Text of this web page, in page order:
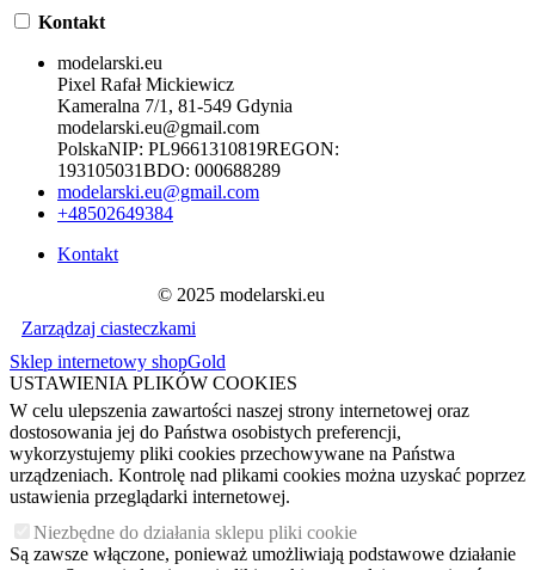
Kontakt
modelarski.eu
Pixel Rafał Mickiewicz
Kameralna 7/1, 81-549 Gdynia
modelarski.eu@gmail.com
PolskaNIP: PL9661310819REGON:
193105031BDO: 000688289
modelarski.eu@gmail.com
+48502649384
Kontakt
© 2025 modelarski.eu
Zarządzaj ciasteczkami
Sklep internetowy shopGold
USTAWIENIA PLIKÓW COOKIES
W celu ulepszenia zawartości naszej strony internetowej oraz
dostosowania jej do Państwa osobistych preferencji,
wykorzystujemy pliki cookies przechowywane na Państwa
urządzeniach. Kontrolę nad plikami cookies można uzyskać poprzez
ustawienia przeglądarki internetowej.
Niezbędne do działania sklepu pliki cookie
Są zawsze włączone, ponieważ umożliwiają podstawowe działanie